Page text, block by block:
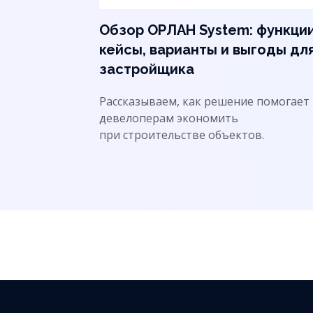
Обзор ОРЛАН System:
кейсы, варианты и выгоды
застройщика
Рассказываем, как решение помогает
девелоперам экономить
при строительстве объектов.